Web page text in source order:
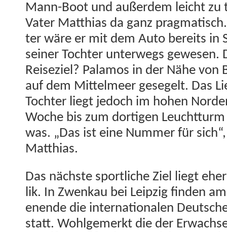
Mann-Boot und außer­dem leicht zu
Vater Matthias da ganz
ter wäre er mit dem Auto bere­its in
sein­er Tochter unter­wegs gewe­sen.
Reiseziel? Palam­os in der Nähe
auf dem Mit­telmeer gesegelt. Das
Tochter liegt jedoch im hohen
Woche bis zum dor­ti­gen
was. „Das ist eine Num­mer für
Matthias.
Das näch­ste sportliche Ziel liegt
lik. In Zwenkau bei Leipzig find­en
enende die inter­na­tionalen
statt. Wohlge­merkt die der